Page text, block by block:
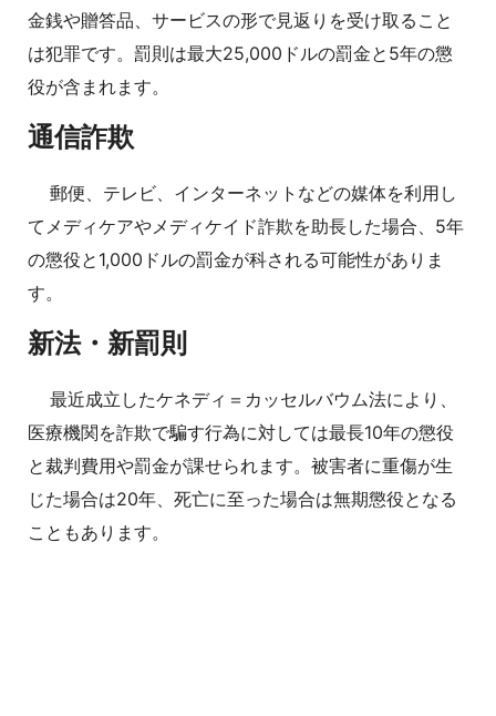
金銭や贈答品、サービスの形で見返りを受け取ること
は犯罪です。罰則は最大25,000ドルの罰金と5年の懲
役が含まれます。
通信詐欺
郵便、テレビ、インターネットなどの媒体を利用し
てメディケアやメディケイド詐欺を助長した場合、5年
の懲役と1,000ドルの罰金が科される可能性がありま
す。
新法・新罰則
最近成立したケネディ＝カッセルバウム法により、
医療機関を詐欺で騙す行為に対しては最長10年の懲役
と裁判費用や罰金が課せられます。被害者に重傷が生
じた場合は20年、死亡に至った場合は無期懲役となる
こともあります。